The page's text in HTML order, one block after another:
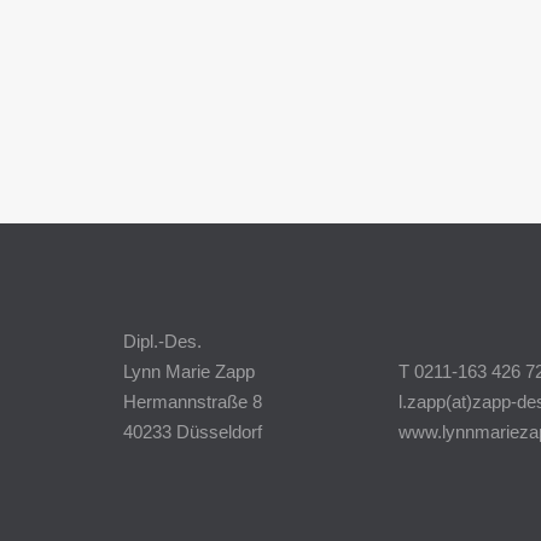
Dipl.-Des.
Lynn Marie Zapp
Hermannstraße 8
40233 Düsseldorf
T 0211-163 426
l.zapp(at)zapp-